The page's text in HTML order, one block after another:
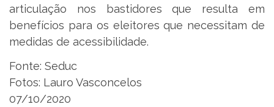
articulação nos bastidores que resulta em
benefícios para os eleitores que necessitam de
medidas de acessibilidade.
Fonte: Seduc
Fotos: Lauro Vasconcelos
07/10/2020